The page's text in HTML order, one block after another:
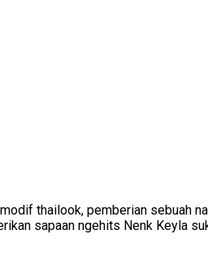
thailook, pemberian sebuah
sapaan ngehits Nenk Keyla